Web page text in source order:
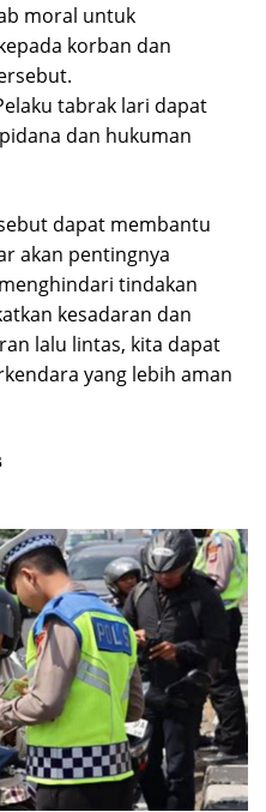
moral untuk
korban dan
tabrak lari dapat
dan hukuman
dapat membantu
akan pentingnya
tindakan
kesadaran dan
lalu lintas, kita dapat
yang lebih aman